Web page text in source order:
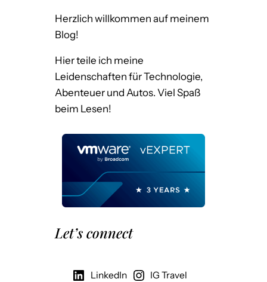
Herzlich willkommen auf meinem
Blog!
Hier teile ich meine
Leidenschaften für Technologie,
Abenteuer und Autos. Viel Spaß
beim Lesen!
Let’s connect
LinkedIn
IG Travel